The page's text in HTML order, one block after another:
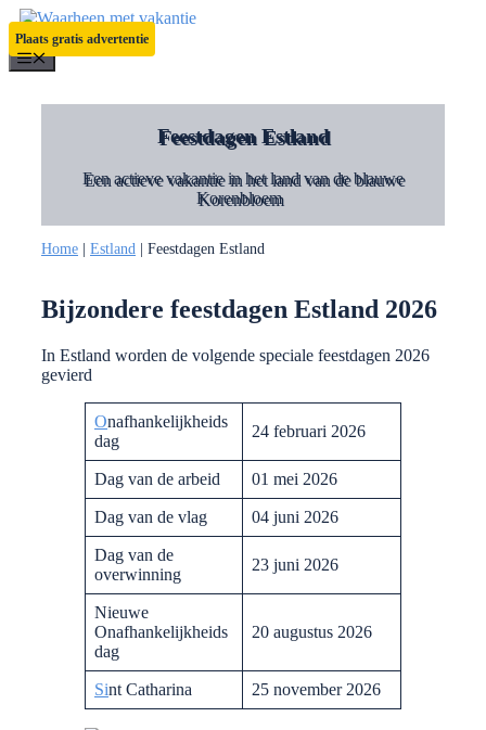
Ga
naar
de
inhoud
Plaats gratis advertentie
Menu
Feestdagen Estland
Een actieve vakantie in het land van de blauwe
Korenbloem
Home Estland Feestdagen Estland
Bijzondere feestdagen Estland 2026
In Estland worden de volgende speciale feestdagen 2026
gevierd
Onafhankelijkheids
dag
24 februari 2026
Dag van de arbeid 01 mei 2026
Dag van de vlag 04 juni 2026
Dag van de
overwinning
23 juni 2026
Nieuwe
Onafhankelijkheids
dag
20 augustus 2026
Sint Catharina 25 november 2026